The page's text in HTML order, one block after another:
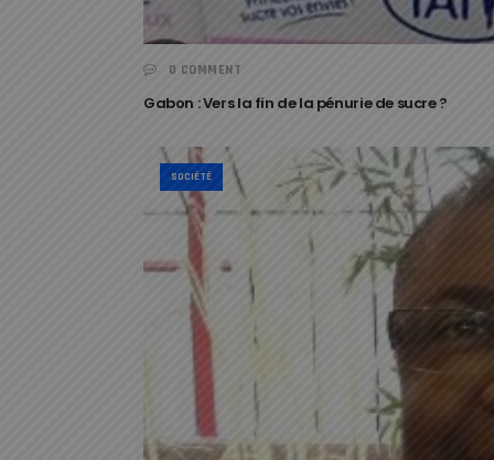
0 COMMENT
Gabon : Vers la fin de la pénurie de sucre ?
SOCIÉTÉ